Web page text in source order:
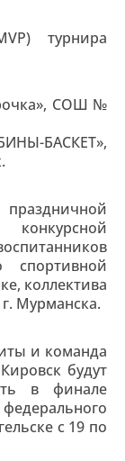
турнира
СОШ №
БАСКЕТ»,
коллектива
Мурманска.
и команда
будут
в финале
с 19 по